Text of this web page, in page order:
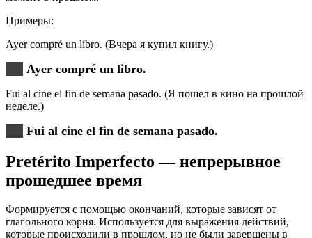
Примеры:
Ayer compré un libro. (Вчера я купил книгу.)
Ayer compré un libro.
Fui al cine el fin de semana pasado. (Я пошел в кино на прошлой
неделе.)
Fui al cine el fin de semana pasado.
Pretérito Imperfecto — непрерывное
прошедшее время
Формируется с помощью окончаний, которые зависят от
глагольного корня. Используется для выражения действий,
которые происходили в прошлом, но не были завершены в